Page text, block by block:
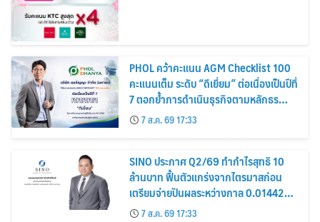
PHOL คว้าคะแนน AGM Checklist 100
คะแนนเต็ม ระดับ “ดีเยี่ยม” ต่อเนื่องเป็นปีที่
7 ตอกย้ำการดำเนินธุรกิจตามหลักธร
รมาภิบาล โปร่งใส สร้างความเชื่อมั่นผู้ถือ
หุ้น
7 ส.ค. 69 17:33
SINO ประกาศ Q2/69 ทำกำไรสุทธิ 10
ล้านบาท ฟื้นตัวแกร่งจากไตรมาสก่อน
เตรียมจ่ายปันผลระหว่างกาล 0.014423
บาทต่อหุ้น ครึ่งปีหลังมุ่งเติบโตต่อเนื่อง
7 ส.ค. 69 17:33